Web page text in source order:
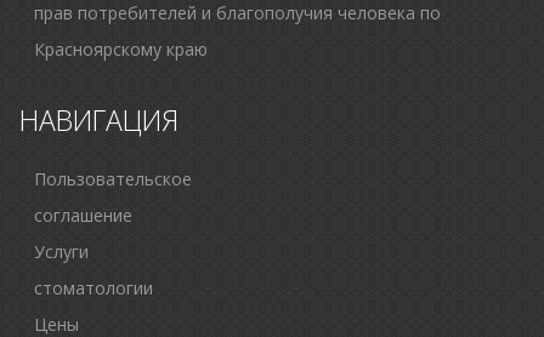
прав потребителей и благополучия человека по
Красноярскому краю
НАВИГАЦИЯ
Пользовательское
соглашение
Услуги
стоматологии
Цены